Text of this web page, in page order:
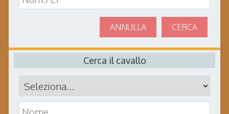
CERCA
ANNULLA
Cerca il cavallo